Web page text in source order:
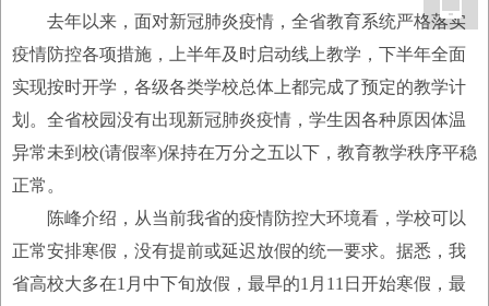
去年以来，面对新冠肺炎疫情，全省教育系统严格落实
疫情防控各项措施，上半年及时启动线上教学，下半年全面
实现按时开学，各级各类学校总体上都完成了预定的教学计
划。全省校园没有出现新冠肺炎疫情，学生因各种原因体温
异常未到校(请假率)保持在万分之五以下，教育教学秩序平稳
正常。
陈峰介绍，从当前我省的疫情防控大环境看，学校可以
正常安排寒假，没有提前或延迟放假的统一要求。据悉，我
省高校大多在1月中下旬放假，最早的1月11日开始寒假，最